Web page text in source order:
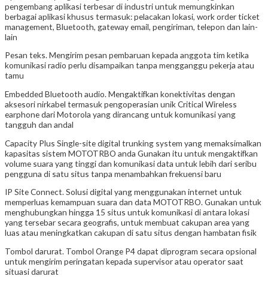
pengembang aplikasi terbesar di industri untuk memungkinkan
berbagai aplikasi khusus termasuk: pelacakan lokasi, work order ticket
management, Bluetooth, gateway email, pengiriman, telepon dan lain-
lain
Pesan teks. Mengirim pesan pembaruan kepada anggota tim ketika
komunikasi radio perlu disampaikan tanpa mengganggu pekerja atau
tamu
Embedded Bluetooth audio. Mengaktifkan konektivitas dengan
aksesori nirkabel termasuk pengoperasian unik Critical Wireless
earphone dari Motorola yang dirancang untuk komunikasi yang
tangguh dan andal
Capacity Plus Single-site digital trunking system yang memaksimalkan
kapasitas sistem MOTOTRBO anda Gunakan itu untuk mengaktifkan
volume suara yang tinggi dan komunikasi data untuk lebih dari seribu
pengguna di satu situs tanpa menambahkan frekuensi baru
IP Site Connect. Solusi digital yang menggunakan internet untuk
memperluas kemampuan suara dan data MOTOTRBO. Gunakan untuk
menghubungkan hingga 15 situs untuk komunikasi di antara lokasi
yang tersebar secara geografis, untuk membuat cakupan area yang
luas atau meningkatkan cakupan di satu situs dengan hambatan fisik
Tombol darurat. Tombol Orange P4 dapat diprogram secara opsional
untuk mengirim peringatan kepada supervisor atau operator saat
situasi darurat